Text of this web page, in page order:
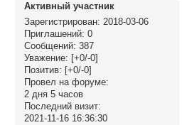
Активный участник
Зарегистрирован: 2018-03-06
Приглашений: 0
Сообщений: 387
Уважение: [+0/-0]
Позитив: [+0/-0]
Провел на форуме:
2 дня 5 часов
Последний визит:
2021-11-16 16:36:30